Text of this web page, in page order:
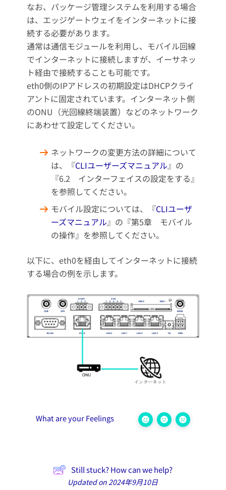
なお、パッケージ管理システムを利用する場合
は、エッジゲートウェイをインターネットに接
続する必要があります。
通常は通信モジュールを利用し、モバイル回線
でインターネットに接続しますが、イーサネッ
ト経由で接続することも可能です。
eth0側のIPアドレスの初期設定はDHCPクライ
アントに固定されています。インターネット側
のONU（光回線終端装置）などのネットワーク
にあわせて設定してください。
ネットワークの変更方法の詳細について
は、『CLIユーザーズマニュアル』の
『6.2 インターフェイスの設定をする』
を参照してください。
モバイル設定については、『CLIユーザ
ーズマニュアル』の『第5章 モバイル
の操作』を参照してください。
以下に、eth0を経由してインターネットに接続
する場合の例を示します。
What are your Feelings
Still stuck? How can we help?
Updated on 2024年9月10日